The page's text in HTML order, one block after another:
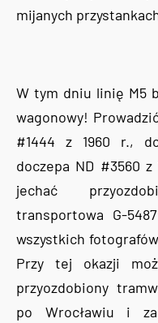
mijanych
W tym dniu linię M5
wagonowy!
#1444 z 1960 r.,
doczepa ND #3560
jechać
transportowa G-
wszystkich
Przy tej okazji
przyozdobiony
po Wrocławiu i